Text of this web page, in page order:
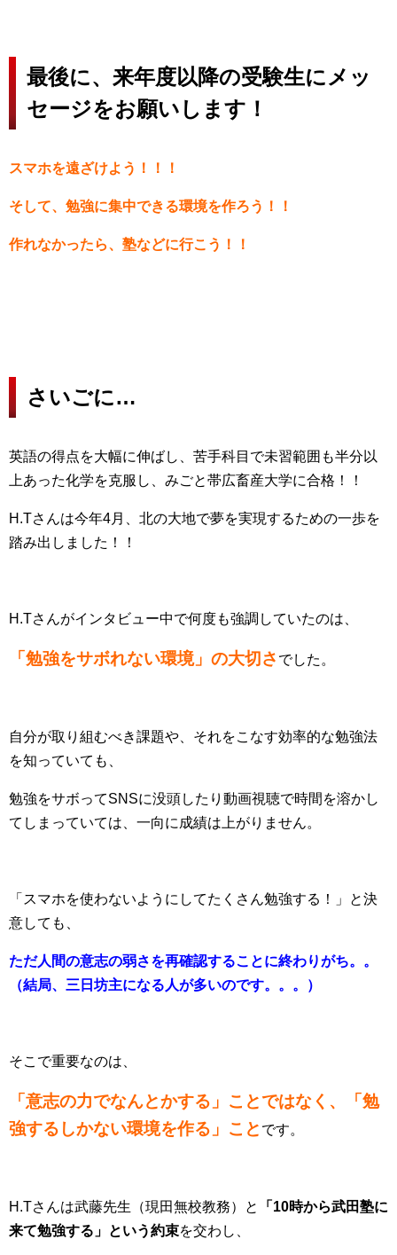
最後に、来年度以降の受験生にメッ
セージをお願いします！
スマホを遠ざけよう！！！
そして、勉強に集中できる環境を作ろう！！
作れなかったら、塾などに行こう！！
さいごに…
英語の得点を大幅に伸ばし、苦手科目で未習範囲も半分以
上あった化学を克服し、みごと帯広畜産大学に合格！！
H.Tさんは今年4月、北の大地で夢を実現するための一歩を
踏み出しました！！
H.Tさんがインタビュー中で何度も強調していたのは、
「勉強をサボれない環境」の大切さ でした。
自分が取り組むべき課題や、それをこなす効率的な勉強法
を知っていても、
勉強をサボってSNSに没頭したり動画視聴で時間を溶かし
てしまっていては、一向に成績は上がりません。
「スマホを使わないようにしてたくさん勉強する！」と決
意しても、
ただ人間の意志の弱さを再確認することに終わりがち。。
（結局、三日坊主になる人が多いのです。。。）
そこで重要なのは、
「意志の力でなんとかする」ことではなく、「勉
強するしかない環境を作る」こと です。
H.Tさんは武藤先生（現田無校教務）と
「10時から武田塾に
来て勉強する」という約束を交わし、